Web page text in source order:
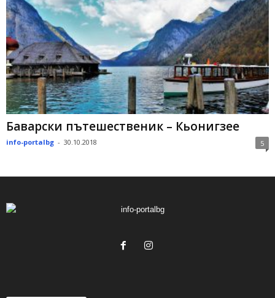
Баварски пътешественик – Кьонигзее
info-portalbg - 30.10.2018 5